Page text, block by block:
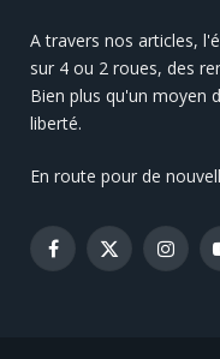
A travers nos articles,
sur 4 ou 2 roues, des
Bien plus qu'un moyen
liberté.
En route pour de
Facebook
X